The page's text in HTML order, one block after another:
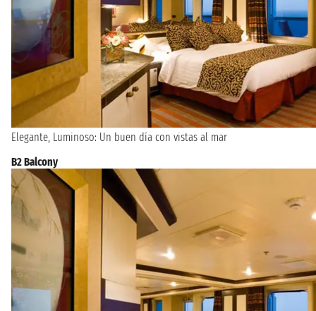
Elegante, Luminoso: Un buen día con vistas al mar
B2 Balcony